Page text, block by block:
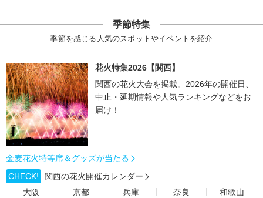
季節特集
季節を感じる人気のスポットやイベントを紹介
花火特集2026【関西】
関西の花火大会を掲載。2026年の開催日、
中止・延期情報や人気ランキングなどをお
届け！
金麦花火特等席＆グッズが当たる
CHECK!
関西の花火開催カレンダー
大阪
京都 兵庫 奈良
和歌山